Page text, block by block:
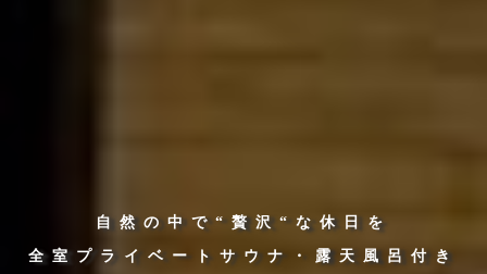
自然の中で“贅沢“な休日を
全室プライベートサウナ・露天風呂付き